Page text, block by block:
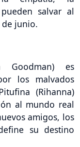
salvar al
de junio.
Goodman) es
los malvados
(Rihanna)
al mundo real
amigos, los
su destino